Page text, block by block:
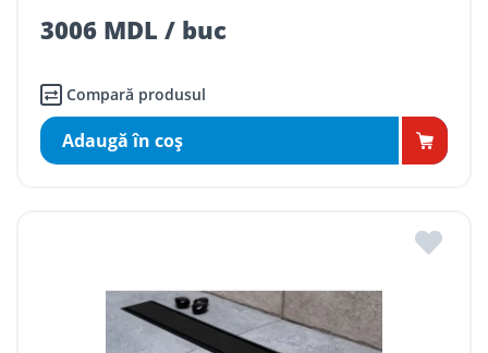
3006 MDL / buc
Compară produsul
Adaugă în coş